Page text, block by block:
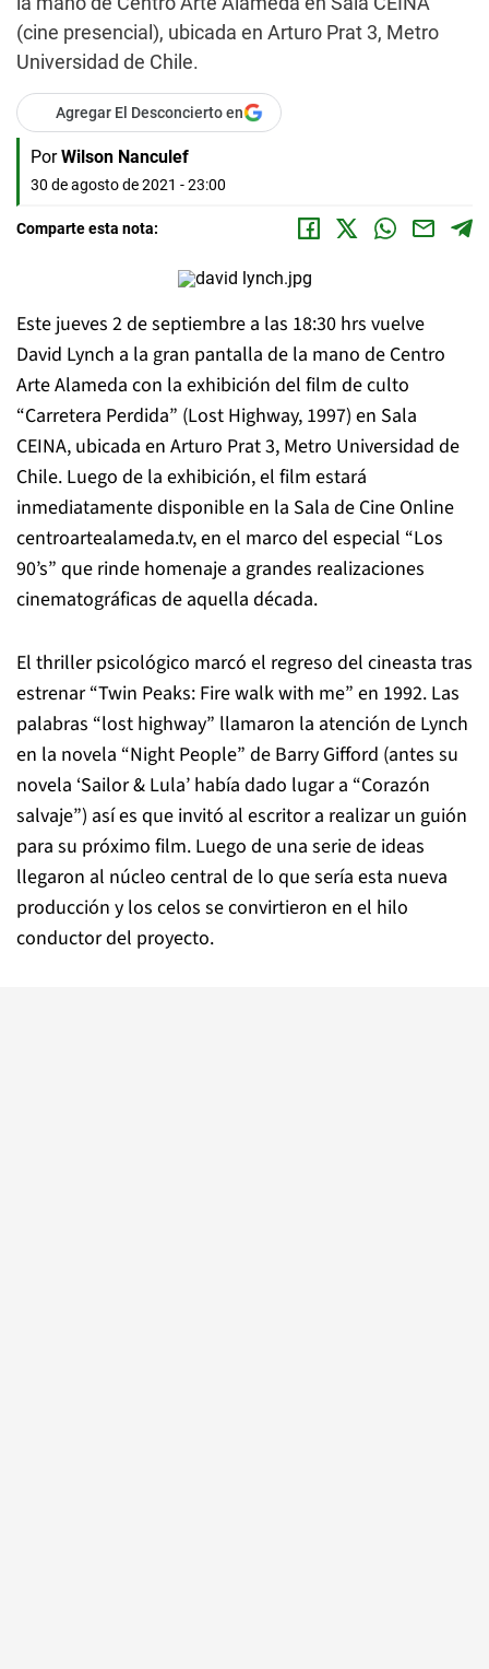
(cine presencial), ubicada en Arturo Prat 3, Metro
Universidad de Chile.
Agregar El Desconcierto en
Por Wilson Nanculef
30 de agosto de 2021 - 23:00
Comparte esta nota:
Este jueves 2 de septiembre a las 18:30 hrs vuelve
David Lynch a la gran pantalla de la mano de Centro
Arte Alameda con la exhibición del film de culto
“Carretera Perdida” (Lost Highway, 1997) en Sala
CEINA, ubicada en Arturo Prat 3, Metro Universidad de
Chile. Luego de la exhibición, el film estará
inmediatamente disponible en la Sala de Cine Online
centroartealameda.tv, en el marco del especial “Los
90’s” que rinde homenaje a grandes realizaciones
cinematográficas de aquella década.
El thriller psicológico marcó el regreso del cineasta tras
estrenar “Twin Peaks: Fire walk with me” en 1992. Las
palabras “lost highway” llamaron la atención de Lynch
en la novela “Night People” de Barry Gifford (antes su
novela ‘Sailor & Lula’ había dado lugar a “Corazón
salvaje”) así es que invitó al escritor a realizar un guión
para su próximo film. Luego de una serie de ideas
llegaron al núcleo central de lo que sería esta nueva
producción y los celos se convirtieron en el hilo
conductor del proyecto.